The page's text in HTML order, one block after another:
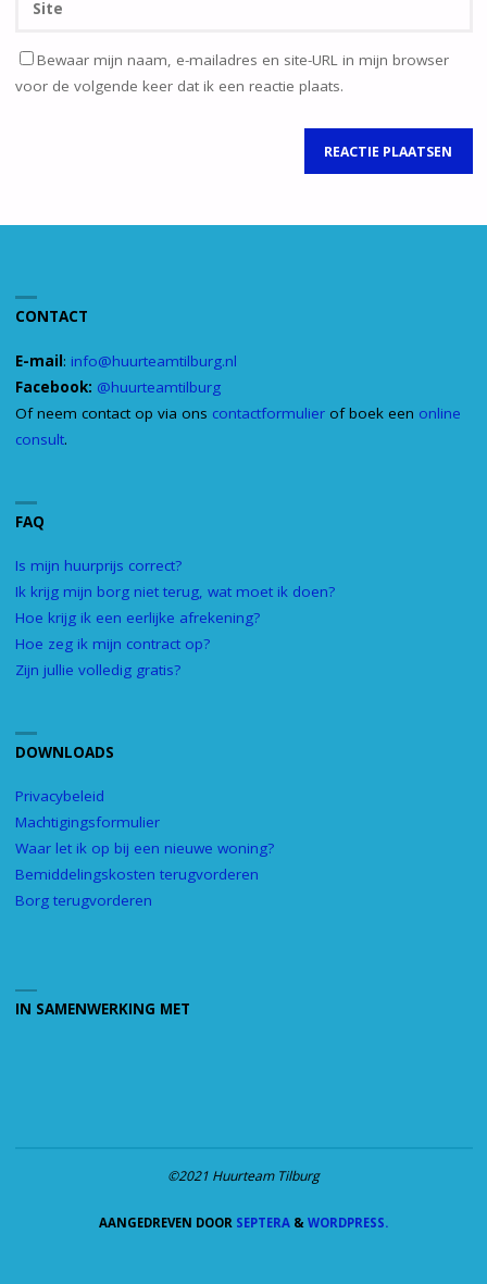
Bewaar mijn naam, e-mailadres en site-URL in mijn browser
voor de volgende keer dat ik een reactie plaats.
CONTACT
E-mail: info@huurteamtilburg.nl
Facebook: @huurteamtilburg
Of neem contact op via ons contactformulierof boek een online
consult.
FAQ
Is mijn huurprijs correct?
Ik krijg mijn borg niet terug, wat moet ik doen?
Hoe krijg ik een eerlijke afrekening?
Hoe zeg ik mijn contract op?
Zijn jullie volledig gratis?
DOWNLOADS
Privacybeleid
Machtigingsformulier
Waar let ik op bij een nieuwe woning?
Bemiddelingskosten terugvorderen
Borg terugvorderen
IN SAMENWERKING MET
©2021 Huurteam Tilburg
AANGEDREVEN DOOR SEPTERA & WORDPRESS.